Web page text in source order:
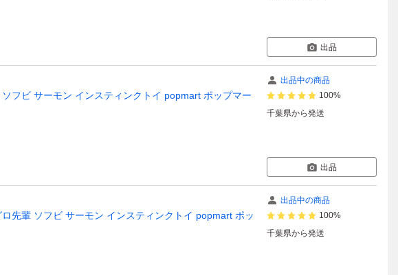
出品
フビ サーモン インスティンクトイ popmart ポップマー
出品中の商品
100%
千葉県から発送
出品
先輩 ソフビ サーモン インスティンクトイ popmart ポッ
出品中の商品
100%
千葉県から発送